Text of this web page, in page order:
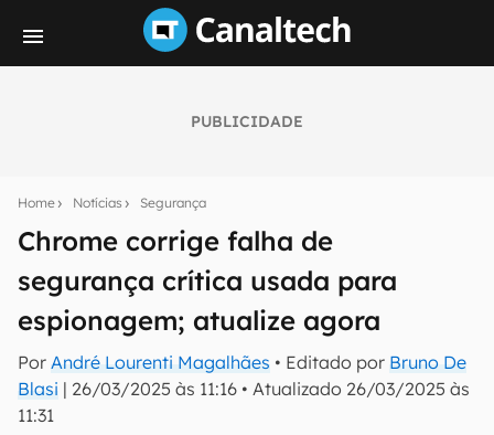
PUBLICIDADE
Home Notícias Segurança
Chrome corrige falha de
segurança crítica usada para
espionagem; atualize agora
Por André Lourenti Magalhães • Editado por Bruno De
Blasi | 26/03/2025 às 11:16 • Atualizado 26/03/2025 às
11:31
notícias e reviews sobre tecnologia em primeira
E-mail
inscreva-se